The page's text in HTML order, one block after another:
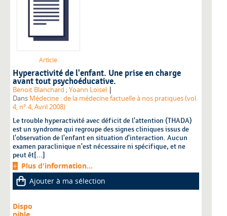
Article
Hyperactivité de l'enfant. Une prise en charge
avant tout psychoéducative.
Benoit Blanchard ;Yoann Loisel |
Dans Médecine : de la médecine factuelle à nos pratiques (vol.
4, n° 4, Avril 2008)
Le trouble hyperactivité avec déficit de l'attention (THADA)
est un syndrome qui regroupe des signes cliniques issus de
l'observation de l'enfant en situation d'interaction. Aucun
examen paraclinique n'est nécessaire ni spécifique, et ne
peut êt[...]
Plus d'information...
Ajouter à ma sélection
Dispo